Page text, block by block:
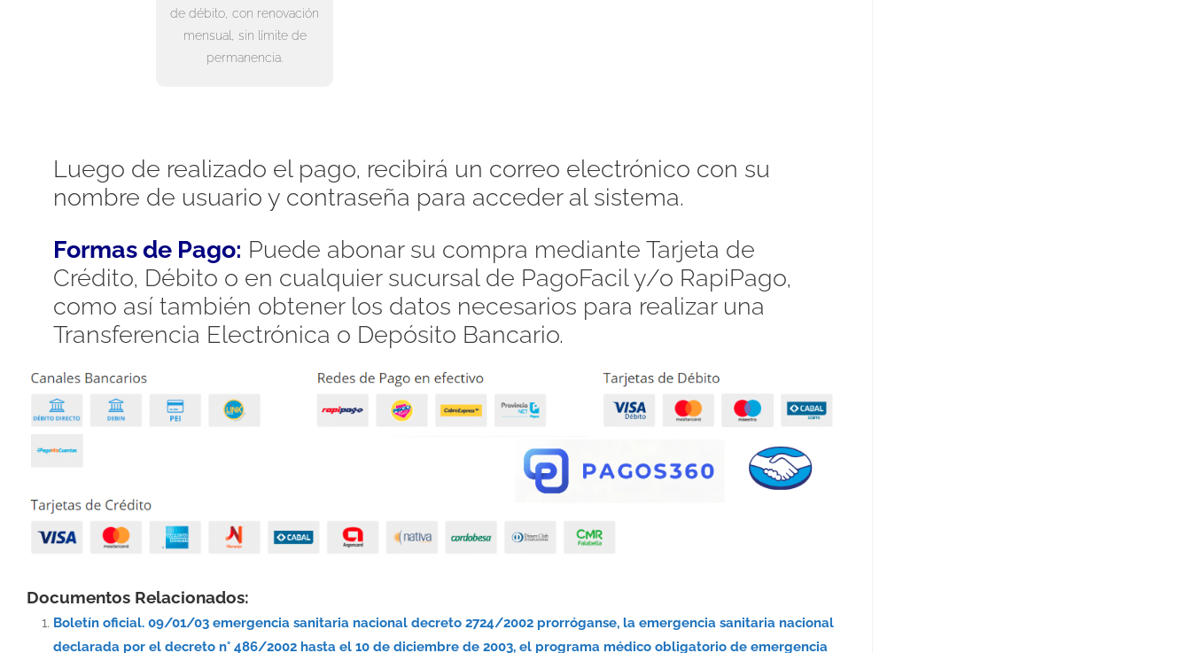
de débito, con renovación
mensual, sin límite de
permanencia.
Luego de realizado el pago, recibirá un correo electrónico con su
nombre de usuario y contraseña para acceder al sistema.
Formas de Pago: Puede abonar su compra mediante Tarjeta de
Crédito, Débito o en cualquier sucursal de PagoFacil y/o RapiPago,
como así también obtener los datos necesarios para realizar una
Transferencia Electrónica o Depósito Bancario.
Documentos Relacionados:
Boletín oficial. 09/01/03 emergencia sanitaria nacional decreto 2724/2002 prorróganse, la emergencia sanitaria nacional
declarada por el decreto n° 486/2002 hasta el 10 de diciembre de 2003, el programa médico obligatorio de emergencia